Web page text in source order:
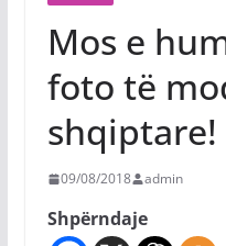
Mos e
foto të
shqiptare!
09/08/2018 admin
Shpërndaje